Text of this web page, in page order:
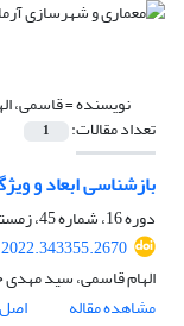
نویسنده =قاسمی،
تعداد مقالات: 1
بازشناسی ابعاد و
دوره 16، شماره 45، زمستان 1402، صفحه
الهام قاسمی، سید
مشاهده مقاله